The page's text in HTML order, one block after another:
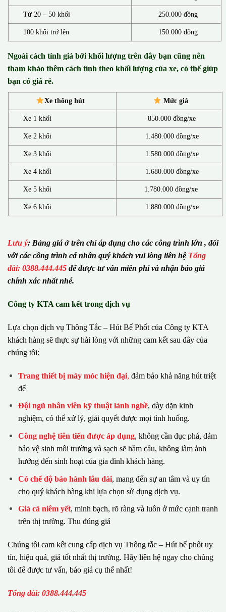
Từ 20 – 50 khối 250.000 đồng
100 khối trở lên 150.000 đồng
Ngoài cách tính giá bởi khối lượng trên đây bạn cũng nên
tham khảo thêm cách tính theo khối lượng của xe, có thể giúp
bạn có giá rẻ.
Xe thông hút Mức giá
Xe 1 khối 850.000 đồng/xe
Xe 2 khối 1.480.000 đồng/xe
Xe 3 khối 1.580.000 đồng/xe
Xe 4 khối 1.680.000 đồng/xe
Xe 5 khối 1.780.000 đồng/xe
Xe 6 khối 1.880.000 đồng/xe
Lưu ý: Bảng giá ở trên chỉ áp dụng cho các công trình lớn , đối
với các công trình cá nhân quý khách vui lòng liên hệ Tổng
đài: 0388.444.445 để được tư vấn miễn phí và nhận báo giá
chính xác nhất nhé.
Công ty KTA cam kết trong dịch vụ
Lựa chọn dịch vụ Thông Tắc – Hút Bể Phốt của Công ty KTA
khách hàng sẽ thực sự hài lòng với những cam kết sau đây của
chúng tôi:
Trang thiết bị máy móc hiện đại, đảm bảo khả năng hút triệt
để
Đội ngũ nhân viên kỹ thuật lành nghề, dày dặn kinh
nghiệm, có thể xử lý, giải quyết được mọi tình huống.
Công nghệ tiên tiến được áp dụng, không cần đục phá, đảm
bảo vệ sinh môi trường và sạch sẽ hầm cầu, không làm ảnh
hưởng đến sinh hoạt của gia đình khách hàng.
Có chế dộ bảo hành lâu dài, mang đến sự an tâm và uy tín
cho quý khách hàng khi lựa chọn sử dụng dịch vụ.
Giá cả niêm yết, minh bạch, rõ ràng và luôn ở mức cạnh tranh
trên thị trường. Thu đúng giá
Chúng tôi cam kết cung cấp dịch vụ Thông tắc – Hút bể phốt uy
tín, hiệu quả, giá tốt nhất thị trường. Hãy liên hệ ngay cho chúng
tôi để được tư vấn, báo giá cụ thể nhất!
Tổng đài: 0388.444.445